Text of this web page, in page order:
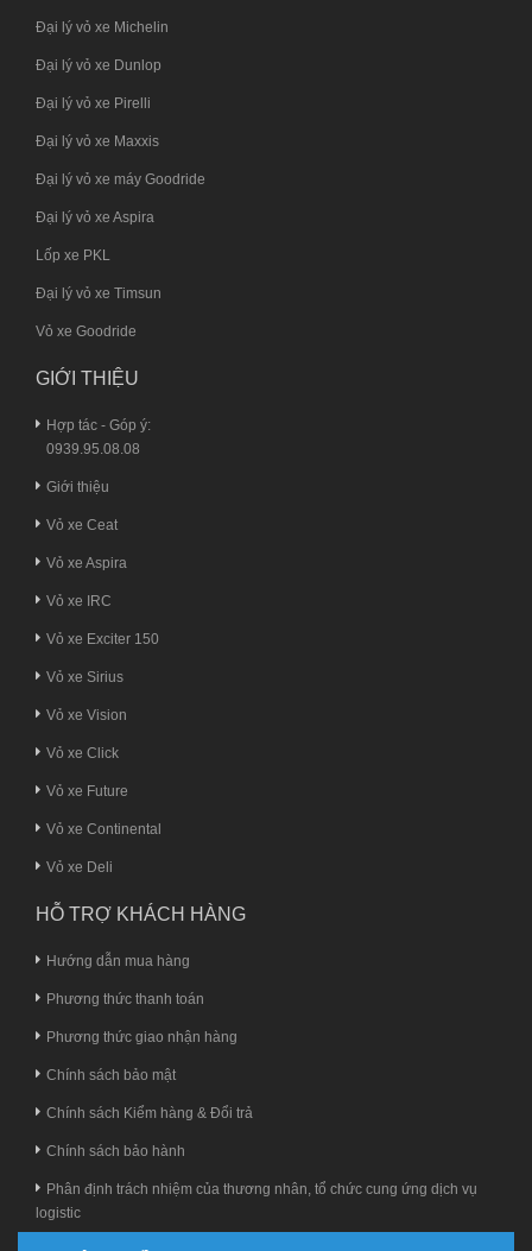
Đại lý vỏ xe Michelin
Đại lý vỏ xe Dunlop
Đại lý vỏ xe Pirelli
Đại lý vỏ xe Maxxis
Đại lý vỏ xe máy Goodride
Đại lý vỏ xe Aspira
Lốp xe PKL
Đại lý vỏ xe Timsun
Vỏ xe Goodride
GIỚI THIỆU
Hợp tác - Góp ý:
0939.95.08.08
Giới thiệu
Vỏ xe Ceat
Vỏ xe Aspira
Vỏ xe IRC
Vỏ xe Exciter 150
Vỏ xe Sirius
Vỏ xe Vision
Vỏ xe Click
Vỏ xe Future
Vỏ xe Continental
Vỏ xe Deli
HỖ TRỢ KHÁCH HÀNG
Hướng dẫn mua hàng
Phương thức thanh toán
Phương thức giao nhận hàng
Chính sách bảo mật
Chính sách Kiểm hàng & Đổi trả
Chính sách bảo hành
Phân định trách nhiệm của thương nhân, tổ chức cung ứng dịch vụ
logistic